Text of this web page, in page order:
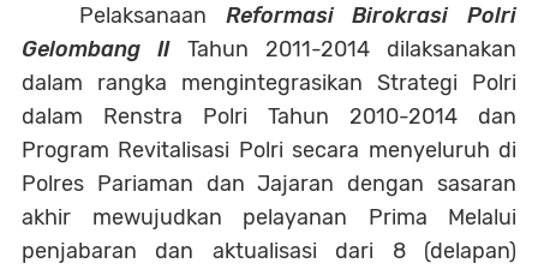
Pelaksanaan Reformasi Birokrasi Polri
Gelombang IITahun 2011-2014 dilaksanakan
dalam rangka mengintegrasikan Strategi Polri
dalam Renstra Polri Tahun 2010-2014 dan
Program Revitalisasi Polri secara menyeluruh di
Polres Pariaman dan Jajaran dengan sasaran
akhir mewujudkan pelayanan Prima Melalui
penjabaran dan aktualisasi dari 8 (delapan)